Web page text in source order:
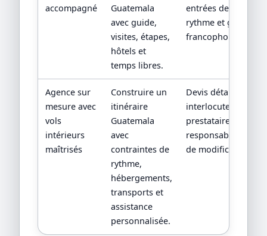
accompagné
Guatemala
avec guide,
visites, étapes,
hôtels et
temps libres.
entrées de sites,
rythme et guide
francophone.
Agence sur
mesure avec
vols
intérieurs
maîtrisés
Construire un
itinéraire
Guatemala
avec
contraintes de
rythme,
hébergements,
transports et
assistance
personnalisée.
Devis détaillé,
interlocuteur,
prestataires locaux
responsabilités en
de modification.